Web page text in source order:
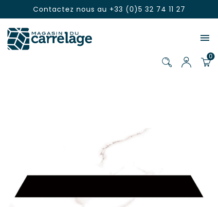
Contactez nous au +33 (0)5 32 74 11 27

0